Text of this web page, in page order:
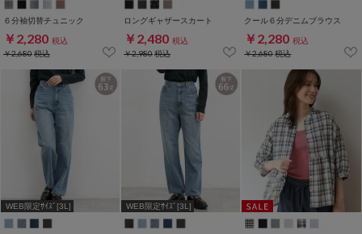
６分袖切替チュニック
￥2,280 税込
￥2,680税込
ロングギャザースカート
￥2,480 税込
￥2,980税込
クール６分デニムブラウス
￥2,280 税込
￥2,680税込
WEB限定ｻｲｽﾞ[3L] WEB限定ｻｲｽﾞ[3L]